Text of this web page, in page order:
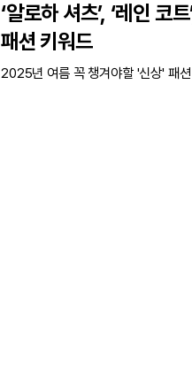
‘알로하 셔츠’, ‘레인 코
패션 키워드
2025년 여름 꼭 챙겨야할 '신상' 패